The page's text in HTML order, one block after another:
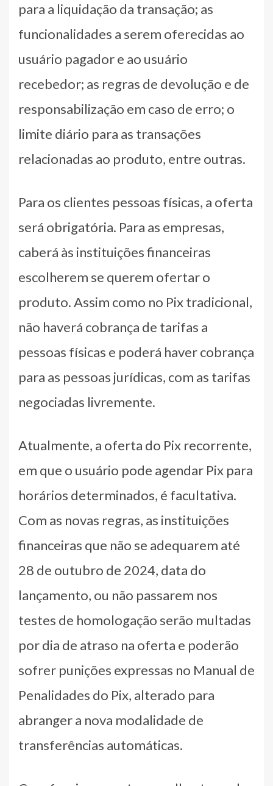
para a liquidação da transação; as
funcionalidades a serem oferecidas ao
usuário pagador e ao usuário
recebedor; as regras de devolução e de
responsabilização em caso de erro; o
limite diário para as transações
relacionadas ao produto, entre outras.
Para os clientes pessoas físicas, a oferta
será obrigatória. Para as empresas,
caberá às instituições financeiras
escolherem se querem ofertar o
produto. Assim como no Pix tradicional,
não haverá cobrança de tarifas a
pessoas físicas e poderá haver cobrança
para as pessoas jurídicas, com as tarifas
negociadas livremente.
Atualmente, a oferta do Pix recorrente,
em que o usuário pode agendar Pix para
horários determinados, é facultativa.
Com as novas regras, as instituições
financeiras que não se adequarem até
28 de outubro de 2024, data do
lançamento, ou não passarem nos
testes de homologação serão multadas
por dia de atraso na oferta e poderão
sofrer punições expressas no Manual de
Penalidades do Pix, alterado para
abranger a nova modalidade de
transferências automáticas.